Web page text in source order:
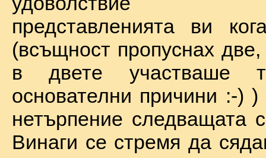
представленията ви
(всъщност пропуснах
в двете участваше
основателни причини :-)
нетърпение следващата
Винаги се стремя да